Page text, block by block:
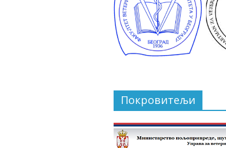
Покровитељи